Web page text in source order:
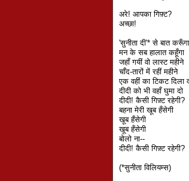
अरे! आपका गिफ़्ट?
अच्छा!
'सुनीता दी'* से बात करूँगा
मन के सब हालात कहूँगा
जहाँ गयीं वो लास्ट महीने
चाँद-तारों में रहीं महीने
एक वहीं का टिकट दिला
दीदी को भी वहाँ घुमा दो
दीदी! कैसी गिफ़्ट रहेगी?
बहना मेरी खूब हँसेगी
खूब हँसेगी
खूब हँसेगी
बोलो ना--
दीदी! कैसी गिफ़्ट रहेगी?
(*सुनीता विलियम्स)